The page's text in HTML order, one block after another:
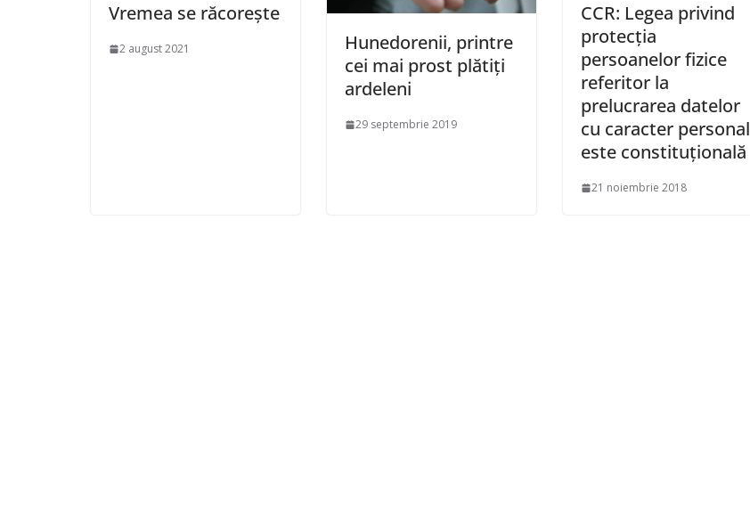
Vremea se răcorește
2 august 2021
Hunedorenii, printre
cei mai prost plătiți
ardeleni
29 septembrie 2019
CCR: Legea privind
protecţia
persoanelor fizice
referitor la
prelucrarea datelor
cu caracter personal
este constituţională
21 noiembrie 2018